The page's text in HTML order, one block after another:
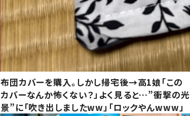
布団カバーを購入。しかし帰宅後→高1娘「この
カバーなんか怖くない？」よく見ると…”衝撃の光
景”に「吹き出しましたww」「ロックやんwww」